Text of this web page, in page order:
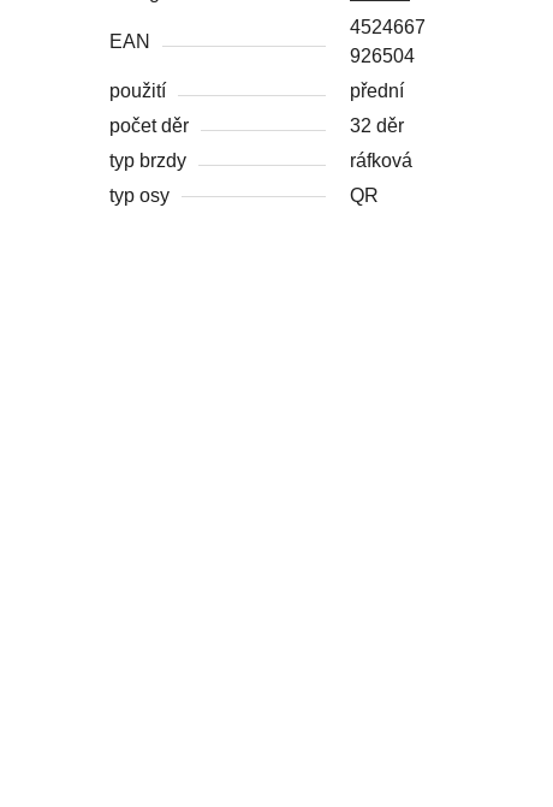
EAN
4524667
926504
použití
přední
počet děr
32 děr
typ brzdy
ráfková
typ osy
QR